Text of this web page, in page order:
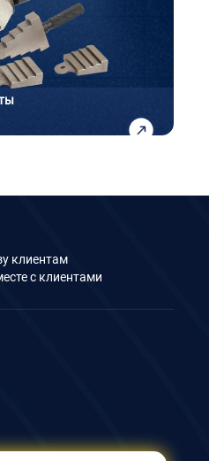
клиентам
с клиентами